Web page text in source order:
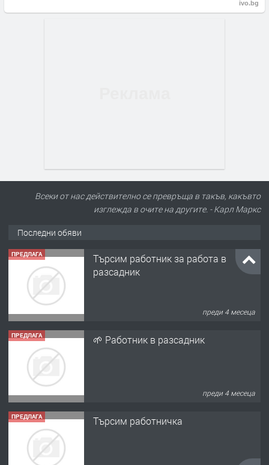
ivo.bg
Всеки от нас действително се превръща в такъв, какъвто
изглежда в очите на другите. - Карл Маркс
Последни обяви
ПРЕДЛАГА
Търсим работник за работа в
разсадник
преди 4 месеца
ПРЕДЛАГА 🌱 Работник в разсадник
преди 4 месеца
ПРЕДЛАГА Търсим работничка